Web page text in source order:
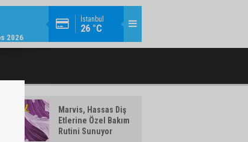
İstanbul
26 °C
2026
EKONOMI / 14:22
363 MILYAR TL FINANSMAN
EBEBEK 2026 YILI İKINCI ÇEYREK
Marvis, Hassas Diş
Etlerine Özel Bakım
Rutini Sunuyor